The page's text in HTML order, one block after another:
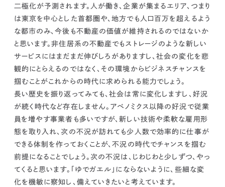
二極化が予測されます。人が働き、企業が集まるエリア、つまり
は東京を中心とした首都圏や、地方でも人口百万を超えるよう
な都市のみ、今後も不動産の価値が維持されるのではないか
と思います。非住居系の不動産でもストレージのような新しい
サービスにはまだまだ伸びしろがありますし、社会の変化を悲
観的にとらえるのではなく、その環境からビジネスチャンスを
掴むことがこれからの時代に求められる能力でしょう。
長い歴史を振り返ってみても、社会は常に変化しますし、好況
が続く時代など存在しません。 アベノミクス以降の好況で従業
員を増やす事業者も多いですが、新しい技術や柔軟な雇用形
態を取り入れ、次の不況が訪れても少人数で効率的に仕事が
できる体制を作っておくことが、不況の時代でチャンスを掴む
前提になることでしょう。次の不況は、じわじわと少しずつ、やっ
てくると思います。
「ゆでガエル」にならないように、些細な変
化を機敏に察知し、備えていきたいと考えています。